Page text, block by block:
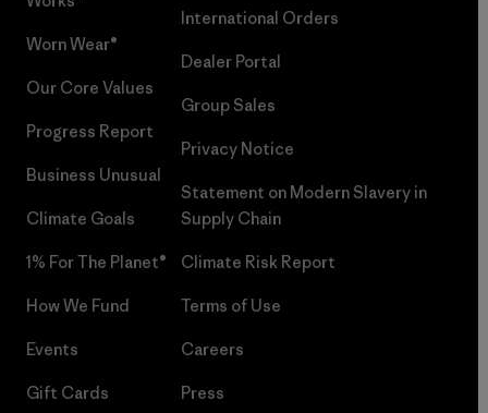
Worn Wear®
Our Core Values
Progress Report
Business Unusual
Climate Goals
1% For The Planet®
How We Fund
Events
Gift Cards
International Orders
Dealer Portal
Group Sales
Privacy Notice
Statement on Modern Slavery in
Supply Chain
Climate Risk Report
Terms of Use
Careers
Press